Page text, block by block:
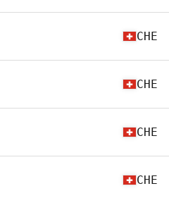
CHE
CHE
CHE
CHE